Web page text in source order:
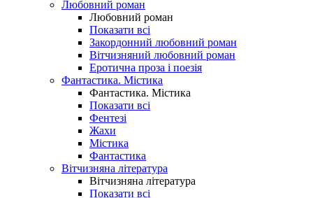
Любовний роман
Любовний роман
Показати всі
Закордонний любовний роман
Вітчизняний любовний роман
Еротична проза і поезія
Фантастика. Містика
Фантастика. Містика
Показати всі
Фентезі
Жахи
Містика
Фантастика
Вітчизняна література
Вітчизняна література
Показати всі